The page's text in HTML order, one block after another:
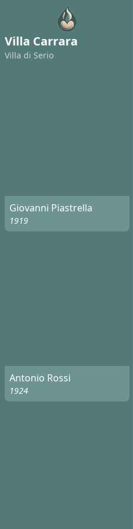
Villa Carrara
Villa di Serio
Giovanni Piastrella
1919
Antonio Rossi
1924